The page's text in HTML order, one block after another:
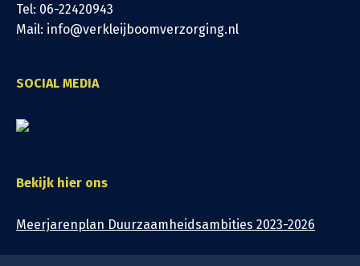
Tel: 06-22420943
Mail: info@verkleijboomverzorging.nl
SOCIAL MEDIA
Bekijk hier ons
Meerjarenplan Duurzaamheidsambities 2023-2026